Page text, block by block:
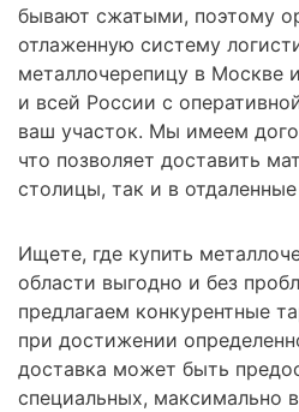
бывают сжатыми, поэтому
отлаженную систему
металлочерепицу в Москве
и всей России с
ваш участок. Мы имеем
что позволяет доставить
столицы, так и в
Ищете, где купить
области выгодно и без
предлагаем конкурентные
при достижении
доставка может быть
специальных, максимально